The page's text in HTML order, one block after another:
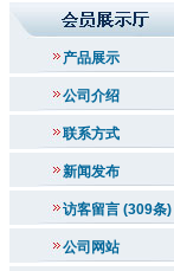
产品展示
公司介绍
联系方式
新闻发布
访客留言 (309条)
公司网站